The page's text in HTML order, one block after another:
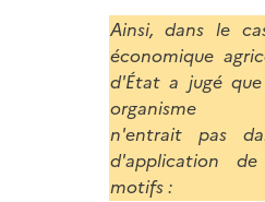
Ainsi, dans le
économique
d'État a jugé
organisme
n'entrait pas
d'application
motifs :